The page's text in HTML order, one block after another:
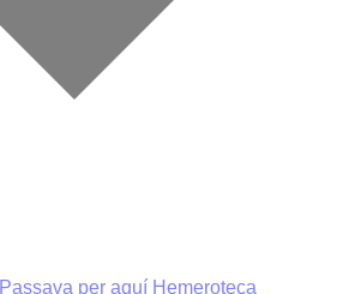
Passava per aquí Hemeroteca